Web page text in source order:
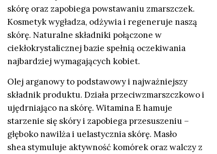
skórę oraz zapobiega powstawaniu zmarszczek.
Kosmetyk wygładza, odżywia i regeneruje naszą
skórę. Naturalne składniki połączone w
ciekłokrystalicznej bazie spełnią oczekiwania
najbardziej wymagających kobiet.
Olej arganowy to podstawowy i najważniejszy
składnik produktu. Działa przeciwzmarszczkowo i
ujędrniająco na skórę. Witamina E hamuje
starzenie się skóry i zapobiega przesuszeniu –
głęboko nawilża i uelastycznia skórę. Masło
shea stymuluje aktywność komórek oraz walczy z